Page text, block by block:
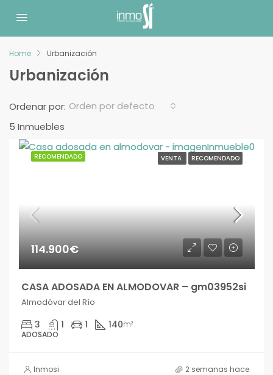
Home Urbanización
Urbanización
5 Inmuebles
Ordenar por: Orden por defecto
RECOMENDADO VENTA RECOMENDADO
114.900€
CASA ADOSADA EN ALMODOVAR – gm03952si
Almodóvar del Río
3 1 1 140m²
ADOSADO
Inmosi 2 semanas hace